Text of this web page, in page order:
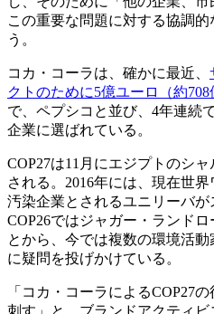
この重要な問題に対する協調
う。
コカ・コーラは、確かに最近、
クトのために5億ユーロ（約
で、ペプシコと並び、4年連続
企業に選ばれている。
COP27は11月にエジプトのシ
される。2016年には、現在世
汚染企業とされるユニリーバ
COP26ではジャガー・ランド
とから、今では複数の環境活
に疑問を投げかけている。
「コカ・コーラによるCOP27